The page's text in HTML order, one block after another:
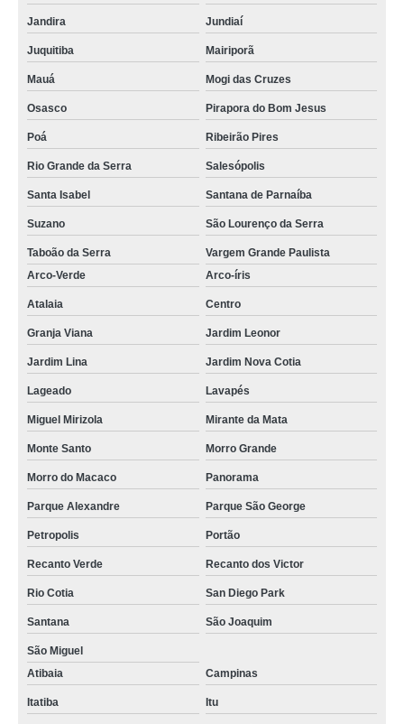
Jandira Jundiaí
Juquitiba Mairiporã
Mauá Mogi das Cruzes
Osasco Pirapora do Bom Jesus
Poá Ribeirão Pires
Rio Grande da Serra Salesópolis
Santa Isabel Santana de Parnaíba
Suzano São Lourenço da Serra
Taboão da Serra
Vargem Grande Paulista
Arco-Verde
Arco-íris
Atalaia Centro
Granja Viana Jardim Leonor
Jardim Lina Jardim Nova Cotia
Lageado Lavapés
Miguel Mirizola Mirante da Mata
Monte Santo Morro Grande
Morro do Macaco Panorama
Parque Alexandre Parque São George
Petropolis Portão
Recanto Verde Recanto dos Victor
Rio Cotia San Diego Park
Santana São Joaquim
São Miguel
Atibaia
Campinas
Itatiba Itu